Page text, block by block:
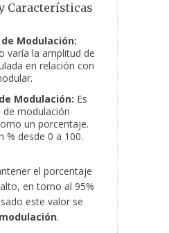
Características
Modulación:
varía la amplitud de
en relación con
Modulación: Es
modulación
un porcentaje.
% desde 0 a 100.
el porcentaje
en torno al 95%
este valor se
.